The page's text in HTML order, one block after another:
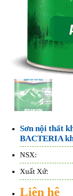
Sơn nội thất
BACTERIA
NSX:
Xuất Xứ:
Liên hệ